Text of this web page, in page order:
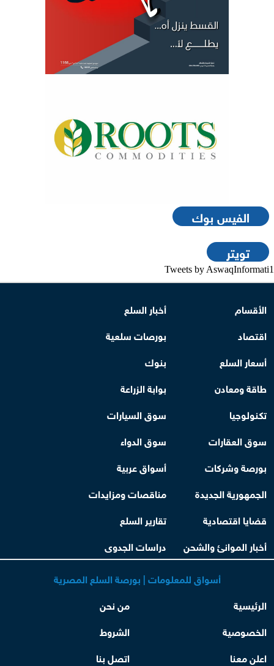
الفيس بوك
تويتر
Tweets by AswaqInformati1
الأقسام
أخبار السلع
اقتصاد
بورصات سلعية
أسعار السلع
بنوك
طاقة ومعادن
بوابة الزراعة
تكنولوجيا
سوق السيارات
سوق العقارات
سوق الدواء
بورصة وشركات
أسواق عربية
الجمهورية الجديدة
مناقصات ومزايدات
قضايا اقتصادية
تقارير السلع
أخبار الموانئ والشحن
دراسات الجدوى
أسواق للمعلومات | بورصة السلع المصرية
الرئيسية
من نحن
الخصوصية
الشروط
اعلن معنا
اتصل بنا